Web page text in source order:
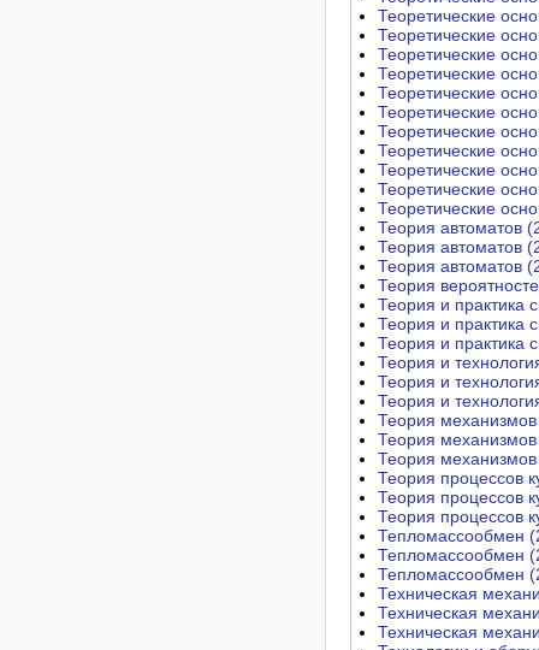
Теоретические
Теоретические
Теоретические
Теоретические
Теоретические
Теоретические
Теоретические
Теоретические
Теоретические
Теоретические
Теоретические
Теория автоматов
Теория автоматов
Теория автоматов
Теория
Теория и практика
Теория и практика
Теория и практика
Теория и
Теория и
Теория и
Теория
Теория
Теория
Теория процессов
Теория процессов
Теория процессов
Тепломассообмен
Тепломассообмен
Тепломассообмен
Техническая
Техническая
Техническая